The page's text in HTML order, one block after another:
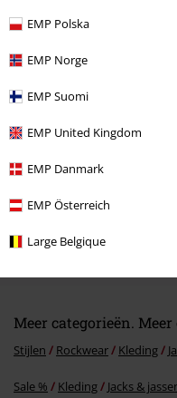
EMP Polska
EMP Norge
EMP Suomi
EMP United Kingdom
EMP Danmark
EMP Österreich
Large Belgique
€ 64,99
Meer categorieën. Meer
Stijlen Rockwear Kleding
Sale % Kleding Jacks &